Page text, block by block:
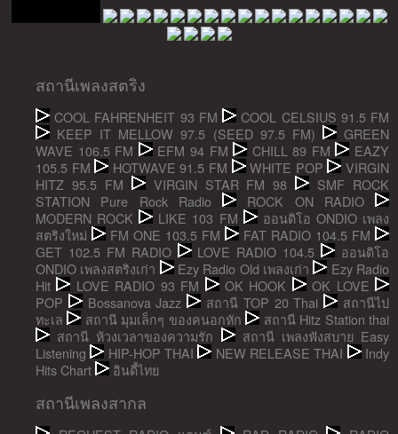
สถานีเพลงสตริง
COOL FAHRENHEIT 93 FM
COOL CELSIUS 91.5 FM
KEEP IT MELLOW 97.5 (SEED 97.5 FM)
GREEN
WAVE 106.5 FM
EFM 94 FM CHILL 89 FM
EAZY
105.5 FM
HOTWAVE 91.5 FM WHITE POP
VIRGIN
HITZ 95.5 FM
VIRGIN STAR FM 98
SMF ROCK
STATION Pure Rock Radio
ROCK ON RADIO
MODERN ROCK
LIKE 103 FM
ออนดิโอ ONDIO เพลง
สตริงใหม่
FM ONE 103.5 FM
FAT RADIO 104.5 FM
GET 102.5 FM RADIO
LOVE RADIO 104.5
ออนดิโอ
ONDIO เพลงสตริงเก่า
Ezy Radio Old เพลงเก่า
Ezy Radio
Hit
LOVE RADIO 93 FM OK HOOK
OK LOVE
POP
Bossanova Jazz สถานี TOP 20 Thai
สถานีไป
ทะเล
สถานี มุมเล็กๆ ของคนอกหัก
สถานี Hitz Station thai
สถานี ห้วงเวลาของความรัก
สถานี เพลงฟังสบาย Easy
Listening
HIP-HOP THAI NEW RELEASE THAI
Indy
Hits Chart
อินดี้ไทย
สถานีเพลงสากล